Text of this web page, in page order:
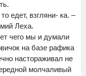
едет, взгляни- ка. –
Леха.
чего мы и думали
на базе рафика
настораживал не
молчаливый